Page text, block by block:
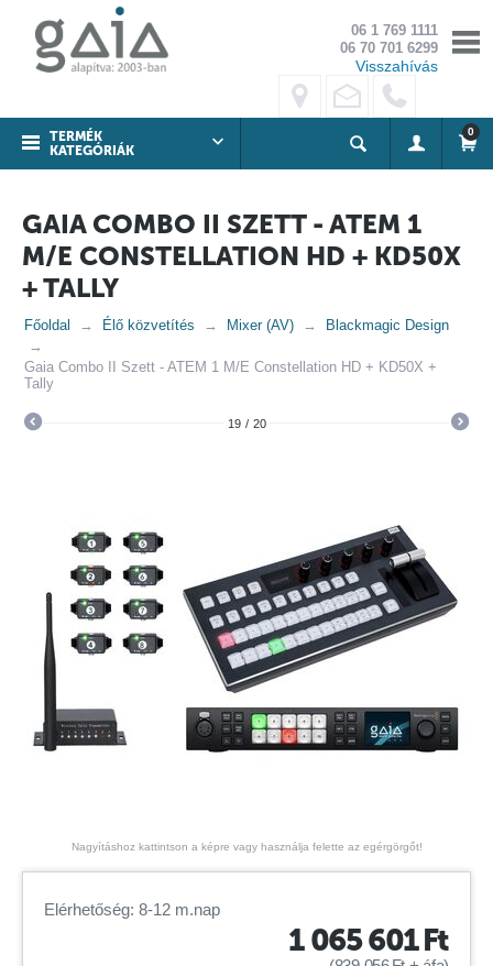
06 1 769 1111
06 70 701 6299
Visszahívás
TERMÉK
KATEGÓRIÁK
0
GAIA COMBO II SZETT - ATEM 1
M/E CONSTELLATION HD + KD50X
+ TALLY
Főoldal Élő közvetítés Mixer (AV) Blackmagic Design
Gaia Combo II Szett - ATEM 1 M/E Constellation HD + KD50X +
Tally
19 / 20
Nagyításhoz kattintson a képre vagy használja felette az egérgörgőt!
Elérhetőség: 8-12 m.nap
1 065 601Ft